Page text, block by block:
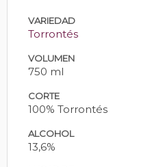
VARIEDAD
Torrontés
VOLUMEN
750 ml
CORTE
100% Torrontés
ALCOHOL
13,6%